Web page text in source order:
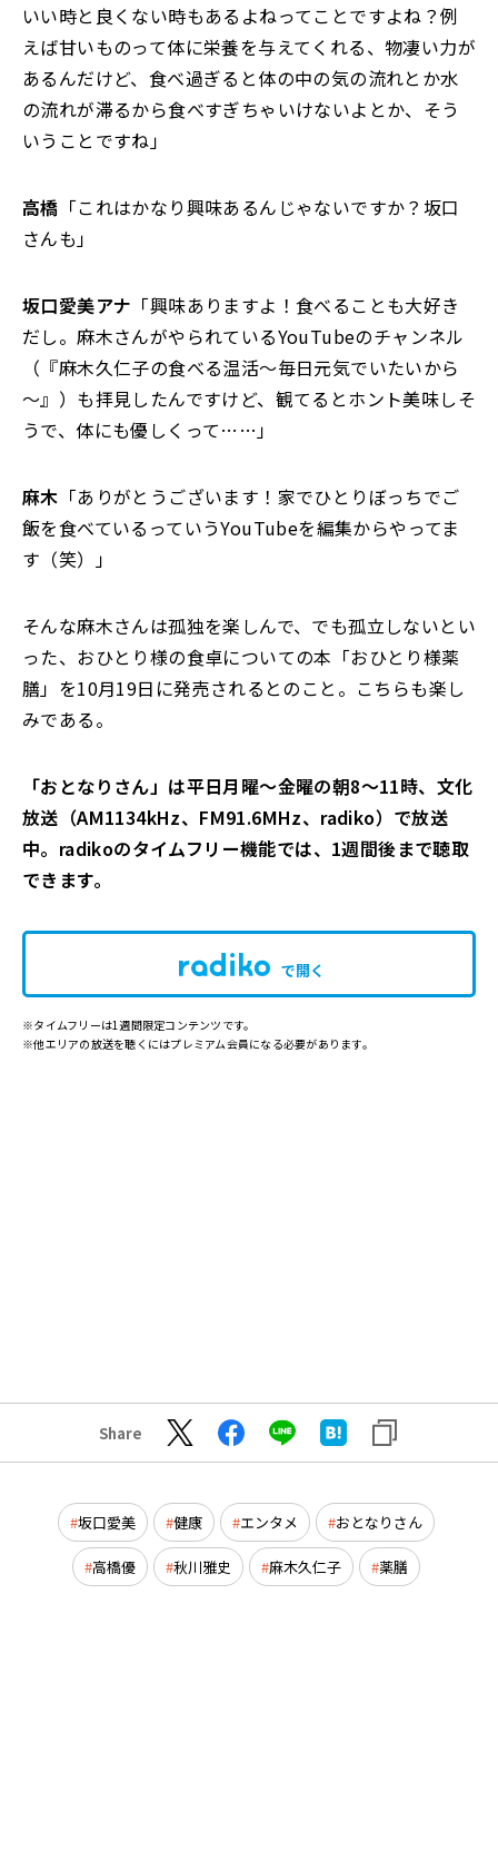
いい時と良くない時もあるよねってことですよね？例
えば甘いものって体に栄養を与えてくれる、物凄い力が
あるんだけど、食べ過ぎると体の中の気の流れとか水
の流れが滞るから食べすぎちゃいけないよとか、そう
いうことですね」
高橋 「これはかなり興味あるんじゃないですか？坂口
さんも」
坂口愛美アナ 「興味ありますよ！食べることも大好き
だし。麻木さんがやられているYouTubeのチャンネル
（『麻木久仁子の食べる温活～毎日元気でいたいから
～』）も拝見したんですけど、観てるとホント美味しそ
うで、体にも優しくって……」
麻木 「ありがとうございます！家でひとりぼっちでご
飯を食べているっていうYouTubeを編集からやってま
す（笑）」
そんな麻木さんは孤独を楽しんで、でも孤立しないとい
った、おひとり様の食卓についての本「おひとり様薬
膳」を10月19日に発売されるとのこと。こちらも楽し
みである。
「おとなりさん」は平日月曜～金曜の朝8～11時、文化
放送（AM1134kHz、FM91.6MHz、radiko）で放送
中。radikoのタイムフリー機能では、1週間後まで聴取
できます。
で開く
※タイムフリーは1週間限定コンテンツです。
※他エリアの放送を聴くにはプレミアム会員になる必要があります。
Share
坂口愛美 健康 エンタメ おとなりさん
高橋優 秋川雅史 麻木久仁子 薬膳